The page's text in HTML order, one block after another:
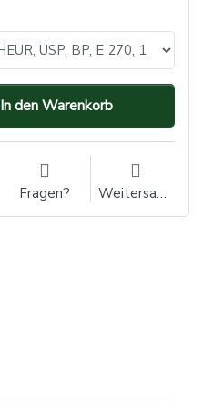
In den Warenkorb
Fragen? Weitersagen